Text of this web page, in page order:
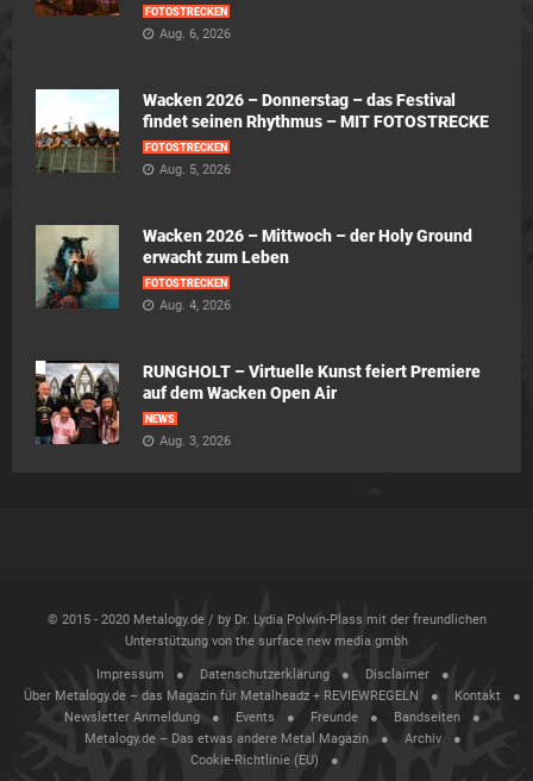
FOTOSTRECKEN
Aug. 6, 2026
Wacken 2026 – Donnerstag – das Festival
findet seinen Rhythmus – MIT FOTOSTRECKE
FOTOSTRECKEN
Aug. 5, 2026
Wacken 2026 – Mittwoch – der Holy Ground
erwacht zum Leben
FOTOSTRECKEN
Aug. 4, 2026
RUNGHOLT – Virtuelle Kunst feiert Premiere
auf dem Wacken Open Air
NEWS
Aug. 3, 2026
© 2015 - 2020 Metalogy.de / by Dr. Lydia Polwin-Plass mit der freundlichen
Unterstützung von the surface new media gmbh
Impressum Datenschutzerklärung
Disclaimer
Über Metalogy.de – das Magazin für Metalheadz + REVIEWREGELN
Kontakt
Newsletter Anmeldung
Events Freunde
Bandseiten
Metalogy.de – Das etwas andere Metal Magazin
Archiv
Cookie-Richtlinie (EU)